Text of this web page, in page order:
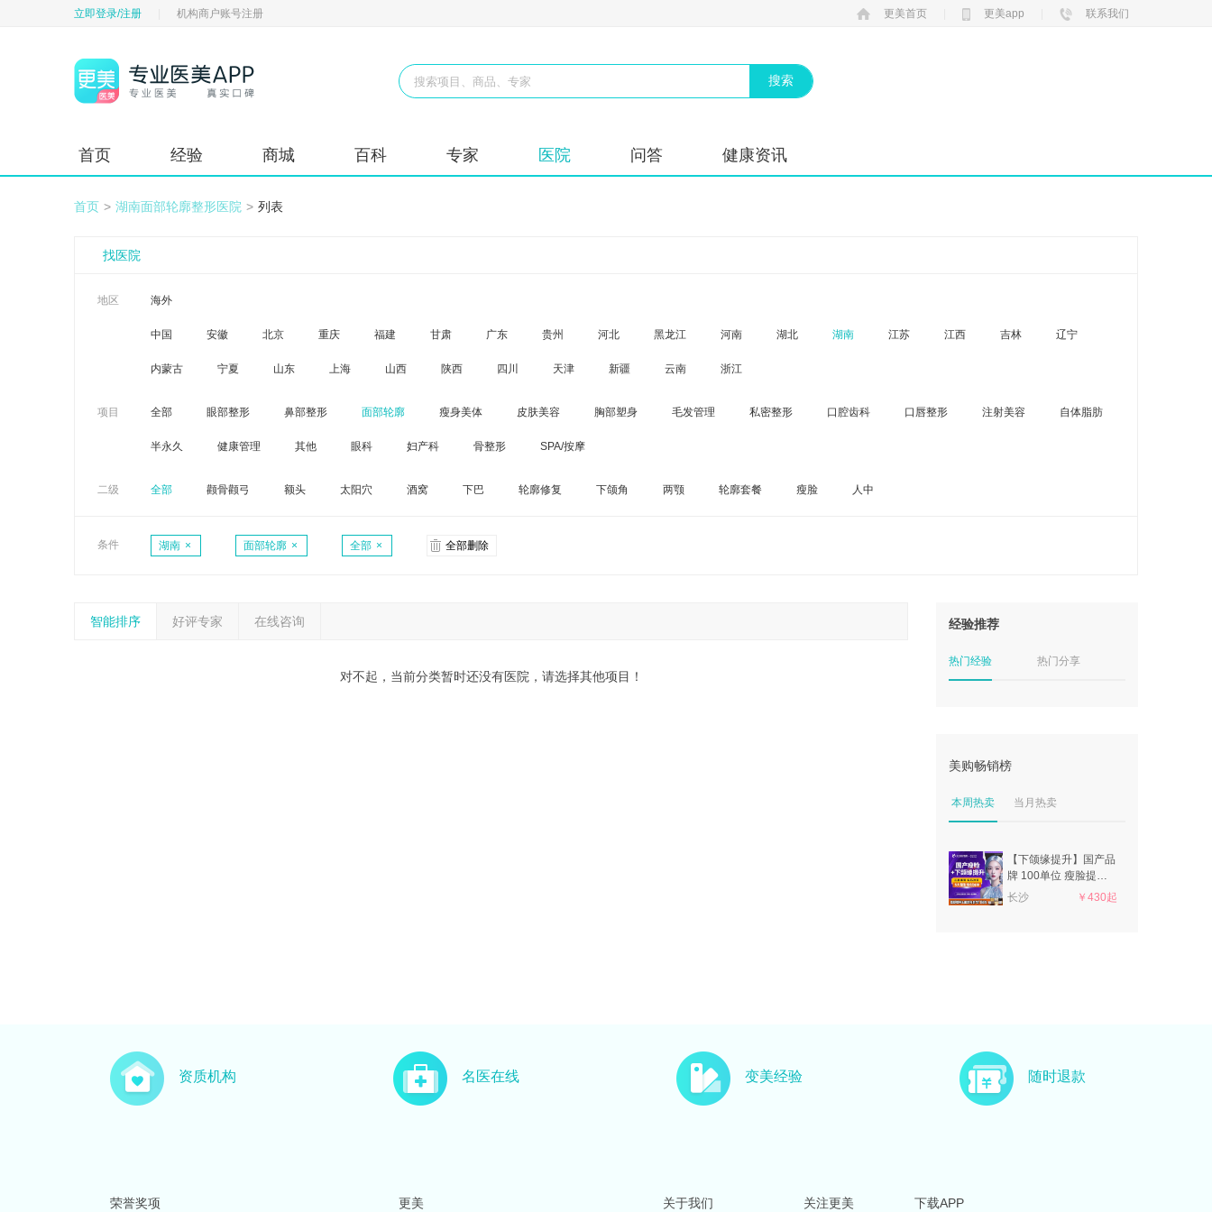
立即登录/注册 机构商户账号注册 更美首页 更美app 联系我们
首页 经验 商城 百科 专家 医院 问答 健康资讯
首页 > 湖南面部轮廓整形医院 > 列表
找医院
地区 海外
中国 安徽 北京 重庆 福建 甘肃 广东 贵州 河北 黑龙江 河南 湖北 湖南 江苏 江西 吉林 辽宁
内蒙古 宁夏 山东 上海 山西 陕西 四川 天津 新疆 云南 浙江
项目 全部 眼部整形 鼻部整形 面部轮廓 瘦身美体 皮肤美容 胸部塑身 毛发管理 私密整形 口腔齿科 口唇整形 注射美容 自体脂肪
半永久 健康管理 其他 眼科 妇产科 骨整形 SPA/按摩
二级 全部 颧骨颧弓 额头 太阳穴 酒窝 下巴 轮廓修复 下颌角 两颚 轮廓套餐 瘦脸 人中
条件 湖南 × 面部轮廓 × 全部 × 全部删除
智能排序 好评专家 在线咨询
对不起，当前分类暂时还没有医院，请选择其他项目！
经验推荐
热门经验 热门分享
美购畅销榜
本周热卖 当月热卖
【下颌缘提升】国产品
牌 100单位 瘦脸提升
下颌缘 100单位 正品
长沙 ￥430起
资质机构 名医在线 变美经验 随时退款
荣誉奖项 更美 关于我们 关注更美 下载APP